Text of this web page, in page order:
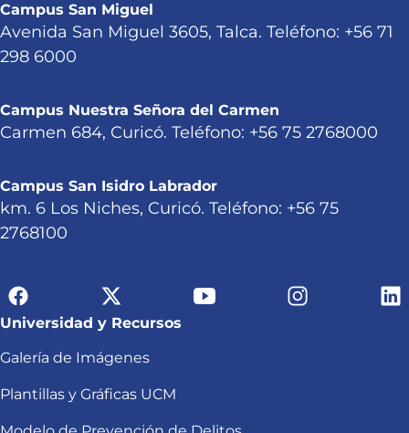
Campus San Miguel
Avenida San Miguel 3605, Talca. Teléfono: +56 71
298 6000
Campus Nuestra Señora del Carmen
Carmen 684, Curicó. Teléfono: +56 75 2768000
Campus San Isidro Labrador
km. 6 Los Niches, Curicó. Teléfono: +56 75
2768100
Universidad y Recursos
Galería de Imágenes
Plantillas y Gráficas UCM